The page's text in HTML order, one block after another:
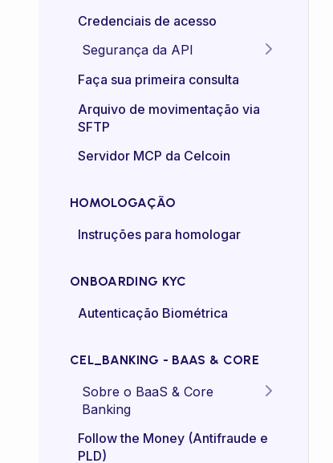
Credenciais de acesso
Segurança da API
Idempotência das APIs
Certificado mTLS
control)
Faça sua primeira consulta
Arquivo de movimentação via
SFTP
Servidor MCP da Celcoin
HOMOLOGAÇÃO
Instruções para homologar
ONBOARDING KYC
Autenticação Biométrica
CEL_BANKING - BAAS & CORE
Sobre o BaaS & Core
Banking
FAQs
Follow the Money (Antifraude e
PLD)